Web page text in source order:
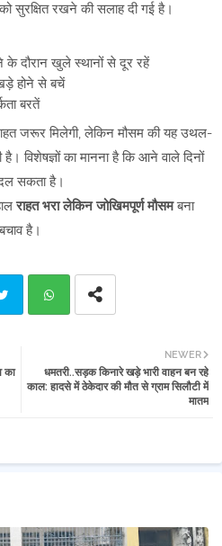
रखने की सलाह दी गई है।
दौरान खुले स्थानों से दूर रहें
होने से बचें
बरतें
जरूर मिलेगी, लेकिन मौसम की यह उथल-
का मानना है कि आने वाले दिनों
सकता है।
राहत भरा लेकिन जोखिमपूर्ण मौसमबना
है।
atsa
NEWER
धमतरी..सड़क किनारे खड़े भारी वाहन बन रहे
काल: हादसे में ठेकेदार की मौत से ग्राम सिलौटी में
मातम
का